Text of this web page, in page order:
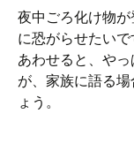
夜中ごろ化け物
に恐がらせたい
あわせると、やっ
が、家族に語る
ょう。